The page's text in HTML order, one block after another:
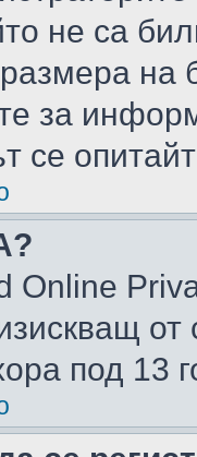
не са
на
за
се
Online
от
под 13